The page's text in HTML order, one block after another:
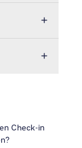
Check-in